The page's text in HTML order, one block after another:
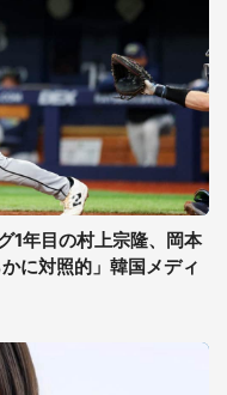
1年目の村上宗隆、岡本
に対照的」韓国メディ